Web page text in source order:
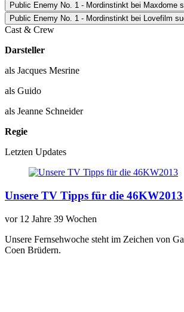
Public Enemy No. 1 - Mordinstinkt bei Maxdome
Public Enemy No. 1 - Mordinstinkt bei Lovefilm
Cast & Crew
Darsteller
als Jacques Mesrine
als Guido
als Jeanne Schneider
Regie
Letzten Updates
Unsere TV Tipps für die 46KW2013
vor 12 Jahre 39 Wochen
Unsere Fernsehwoche steht im Zeichen von
Coen Brüdern.